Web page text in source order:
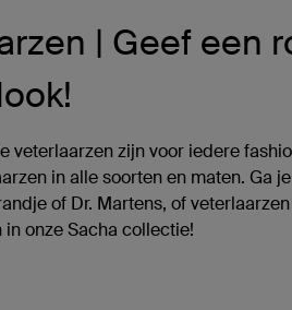
| Geef een
veterlaarzen zijn voor iedere
in alle soorten en maten. Ga
of Dr. Martens, of
onze Sacha collectie!